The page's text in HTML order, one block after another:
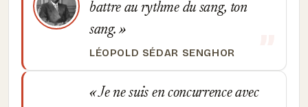
battre au rythme du sang, ton
sang.
LÉOPOLD SÉDAR SENGHOR
Je ne suis en concurrence avec